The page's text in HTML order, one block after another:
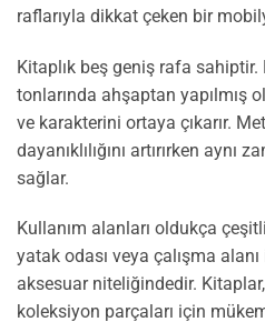
raflarıyla dikkat çeken bir
Kitaplık beş geniş rafa
tonlarında ahşaptan yapılmış
ve karakterini ortaya çıkarır.
dayanıklılığını artırırken
sağlar.
Kullanım alanları oldukça
yatak odası veya çalışma
aksesuar niteliğindedir.
koleksiyon parçaları için